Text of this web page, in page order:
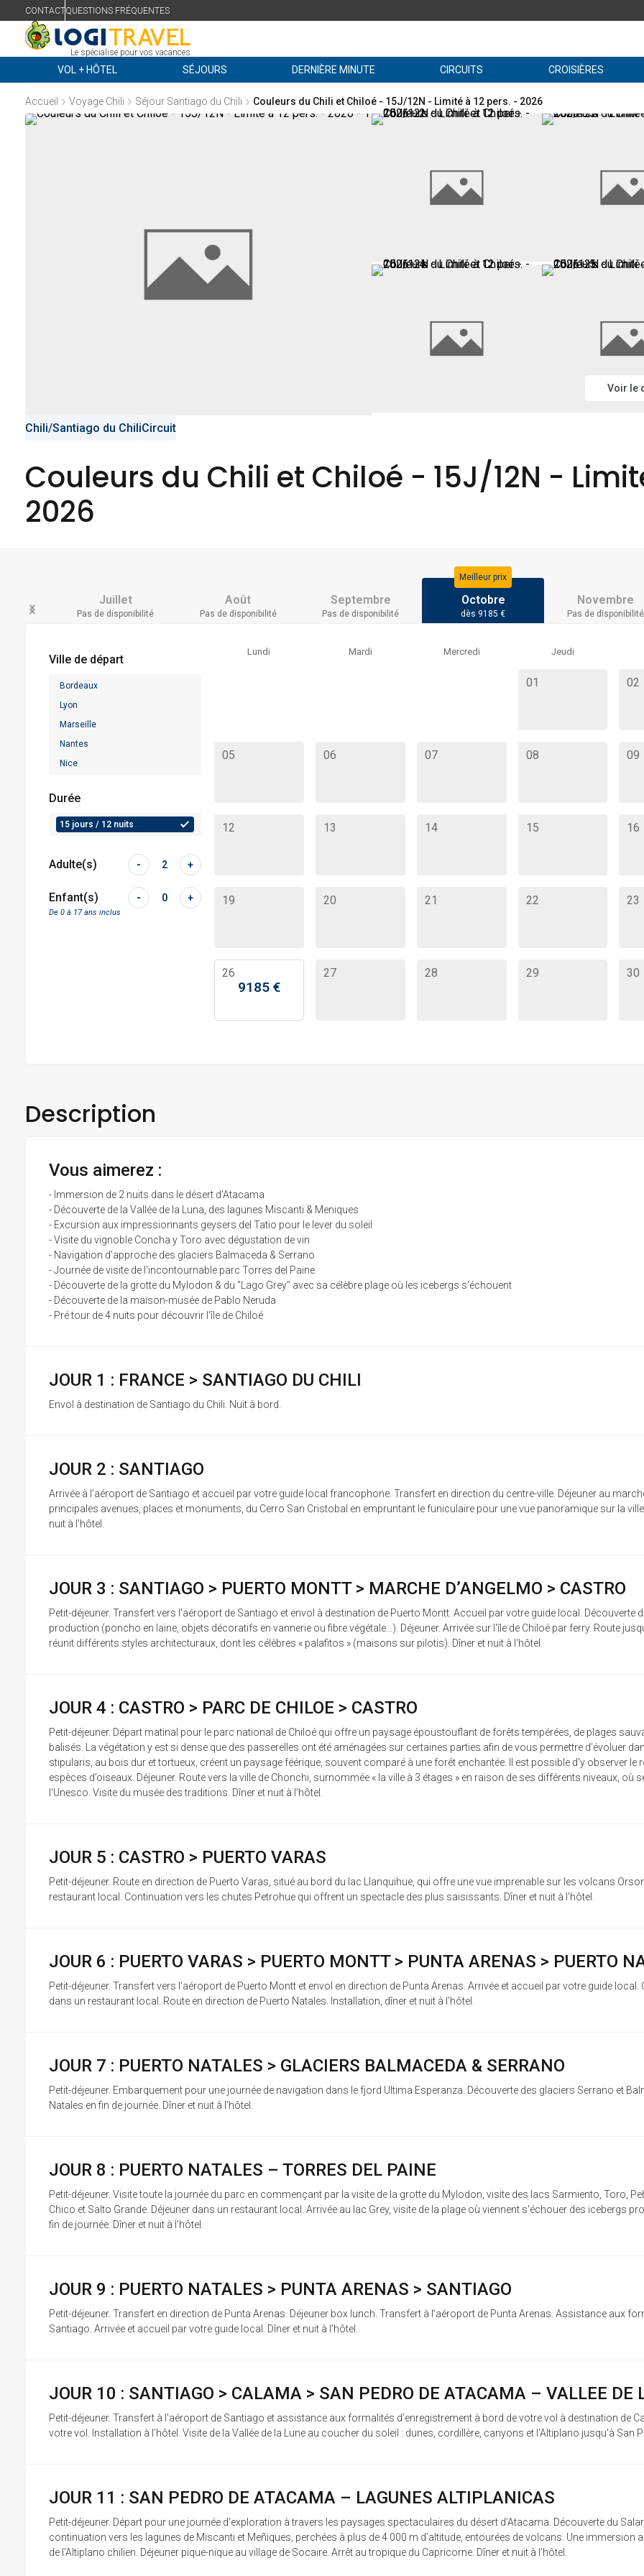
CONTACTQUESTIONS FRÉQUENTES
Le spécialise pour vos vacances
VOL + HÔTEL SÉJOURS DERNIÈRE MINUTE CIRCUITS CROISIÈRES
Accueil Voyage Chili Séjour Santiago du Chili Couleurs du Chili et Chiloé - 15J/12N - Limité à 12 pers. - 2026
Voir le
Chili/Santiago du ChiliCircuit
Couleurs du Chili et Chiloé - 15J/12N -
2026
Juillet
Pas de disponibilité
Août
Pas de disponibilité
Septembre
Pas de disponibilité
Meilleur prix
Octobre
dès 9185 €
Novembre
Pas de disponibilité
Ville de départ
Bordeaux
Lyon
Marseille
Nantes
Nice
Toulouse
Durée
15 jours / 12 nuits
Adulte(s) - 2 +
Enfant(s) - 0 +
De 0 à 17 ans inclus
Lundi Mardi Mercredi Jeudi
01 02
05 06 07 08 09
12 13 14 15 16
19 20 21 22 23
26
9185€
27 28 29 30
Description
Vous aimerez :
- Immersion de 2 nuits dans le désert d'Atacama
- Découverte de la Vallée de la Luna, des lagunes Miscanti & Meniques
- Excursion aux impressionnants geysers del Tatio pour le lever du soleil
- Visite du vignoble Concha y Toro avec dégustation de vin
- Navigation d'approche des glaciers Balmaceda & Serrano
- Journée de visite de l'incontournable parc Torres del Paine
- Découverte de la grotte du Mylodon & du "Lago Grey" avec sa célèbre plage où les icebergs s'échouent
- Découverte de la maison-musée de Pablo Neruda
- Pré tour de 4 nuits pour découvrir l'île de Chiloé
JOUR 1 : FRANCE > SANTIAGO DU CHILI
Envol à destination de Santiago du Chili. Nuit à bord.
JOUR 2 : SANTIAGO
Arrivée à l’aéroport de Santiago et accueil par votre guide local francophone. Transfert en direction du centre-ville. Déjeuner au
principales avenues, places et monuments, du Cerro San Cristobal en empruntant le funiculaire pour une vue panoramique sur la
nuit à l’hôtel.
JOUR 3 : SANTIAGO > PUERTO MONTT > MARCHE D’ANGELMO > CASTRO
Petit-déjeuner. Transfert vers l'aéroport de Santiago et envol à destination de Puerto Montt. Accueil par votre guide local.
production (poncho en laine, objets décoratifs en vannerie ou fibre végétale…). Déjeuner. Arrivée sur l'île de Chiloé par ferry. Route
réunit différents styles architecturaux, dont les célèbres « palafitos » (maisons sur pilotis). Dîner et nuit à l'hôtel.
JOUR 4 : CASTRO > PARC DE CHILOE > CASTRO
Petit-déjeuner. Départ matinal pour le parc national de Chiloé qui offre un paysage époustouflant de forêts tempérées, de plages
balisés. La végétation y est si dense que des passerelles ont été aménagées sur certaines parties afin de vous permettre d’évoluer
stipularis, au bois dur et tortueux, créent un paysage féérique, souvent comparé à une forêt enchantée. Il est possible d'y observer le
espèces d’oiseaux. Déjeuner. Route vers la ville de Chonchi, surnommée « la ville à 3 étages » en raison de ses différents niveaux,
l'Unesco. Visite du musée des traditions. Dîner et nuit à l'hôtel.
JOUR 5 : CASTRO > PUERTO VARAS
Petit-déjeuner. Route en direction de Puerto Varas, situé au bord du lac Llanquihue, qui offre une vue imprenable sur les volcans
restaurant local. Continuation vers les chutes Petrohue qui offrent un spectacle des plus saisissants. Dîner et nuit à l'hôtel.
JOUR 6 : PUERTO VARAS > PUERTO MONTT > PUNTA ARENAS > PUERTO
Petit-déjeuner. Transfert vers l'aéroport de Puerto Montt et envol en direction de Punta Arenas. Arrivée et accueil par votre guide
dans un restaurant local. Route en direction de Puerto Natales. Installation, dîner et nuit à l’hôtel.
JOUR 7 : PUERTO NATALES > GLACIERS BALMACEDA & SERRANO
Petit-déjeuner. Embarquement pour une journée de navigation dans le fjord Ultima Esperanza. Découverte des glaciers Serrano et
Natales en fin de journée. Dîner et nuit à l'hôtel.
JOUR 8 : PUERTO NATALES – TORRES DEL PAINE
Petit-déjeuner. Visite toute la journée du parc en commençant par la visite de la grotte du Mylodon, visite des lacs Sarmiento, Toro,
Chico et Salto Grande. Déjeuner dans un restaurant local. Arrivée au lac Grey, visite de la plage où viennent s'échouer des icebergs
fin de journée. Dîner et nuit à l’hôtel.
JOUR 9 : PUERTO NATALES > PUNTA ARENAS > SANTIAGO
Petit-déjeuner. Transfert en direction de Punta Arenas. Déjeuner box lunch. Transfert à l'aéroport de Punta Arenas. Assistance aux
Santiago. Arrivée et accueil par votre guide local. Dîner et nuit à l'hôtel.
JOUR 10 : SANTIAGO > CALAMA > SAN PEDRO DE ATACAMA – VALLEE DE
Petit-déjeuner. Transfert à l'aéroport de Santiago et assistance aux formalités d’enregistrement à bord de votre vol à destination de
votre vol. Installation à l’hôtel. Visite de la Vallée de la Lune au coucher du soleil : dunes, cordillère, canyons et l’Altiplano jusqu'à San
JOUR 11 : SAN PEDRO DE ATACAMA – LAGUNES ALTIPLANICAS
Petit-déjeuner. Départ pour une journée d’exploration à travers les paysages spectaculaires du désert d’Atacama. Découverte du
continuation vers les lagunes de Miscanti et Meñiques, perchées à plus de 4 000 m d’altitude, entourées de volcans. Une
de l’Altiplano chilien. Déjeuner pique-nique au village de Socaire. Arrêt au tropique du Capricorne. Dîner et nuit à l’hôtel.